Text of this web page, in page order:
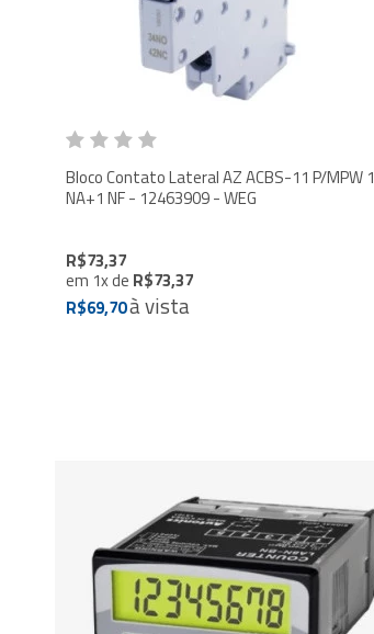
Bloco Contato Lateral AZ ACBS-11 P/MPW 1
NA+1 NF - 12463909 - WEG
R$73,37
em 1xde R$73,37
R$69,70à vista